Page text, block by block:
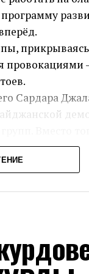
провокациями
Сардара
курдов
проста:
и «ловить
вступать